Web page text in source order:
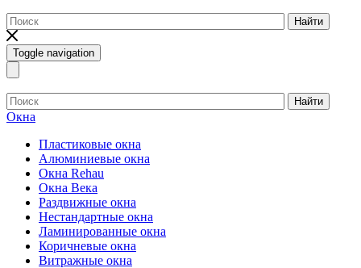
Найти
Toggle navigation
Найти
Окна
Пластиковые окна
Алюминиевые окна
Окна Rehau
Окна Века
Раздвижные окна
Нестандартные окна
Ламинированные окна
Коричневые окна
Витражные окна